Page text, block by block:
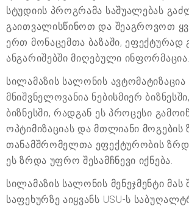
სტუდიის პროგრამა საშუალებას
გაითვალისწინოთ და შეაგროვოთ
ერთ მონაცემთა ბაზაში, ეფექტურად
ანგარიშებში მიღებული ინფორმაცია.
სილამაზის სალონის ავტომატიზაცია
მნიშვნელოვანია ნებისმიერ
ბიზნესში, რადგან ეს პროცესი
ოპტიმიზაციას და მთლიანი მოგების
თანამშრომელთა ეფექტურობის
ეს ზრდა უფრო შესამჩნევი იქნება.
სილამაზის სალონის მენეჯმენტი მას
საფეხურზე აიყვანს USU-ს